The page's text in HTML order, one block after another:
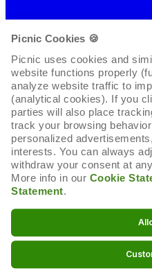
Picnic Cookies 🍪
Picnic uses cookies and
website functions properly
analyze website traffic to
(analytical cookies). If you
parties will also place
track your browsing
personalized
interests. You can always
withdraw your consent at
More info in our Cookie
Statement.